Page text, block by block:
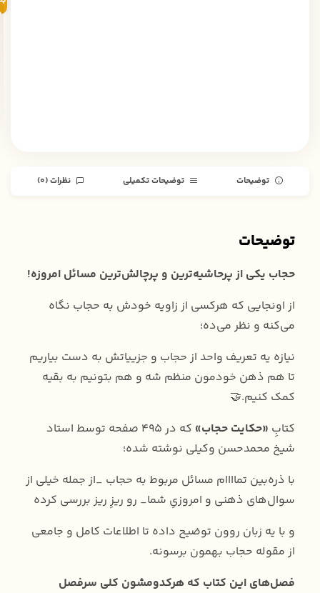
توضیحات توضیحات تکمیلی نظرات (0)
توضیحات
حجاب یکی از پرحاشیه‌ترین و پرچالش‌ترین مسائل امروزه!
از اونجایی که هرکسی از زاویه خودش به حجاب نگاه
می‌کنه و نظر می‌ده؛
نیازه یه تعریف واحد از حجاب و جزییاتش به دست بیاریم
تا هم ذهن خودمون منظم شه و هم بتونیم به بقیه
کمک کنیم.🤝
کتابِ «حکایت حجاب»
که در ۴۹۵ صفحه توسط استاد
شیخ محمدحسن وکیلی نوشته شده؛
با ذره‌بین تماااام مسائل مربوط به حجاب _از جمله خیلی از
سوال‌های ذهنی‌ و امروزیِ شما_ رو ریزِ ریز بررسی کرده
و با یه زبان روون توضیح داده تا اطلاعات کامل و جامعی
از مقوله حجاب بهمون برسونه.
فصل‌های این کتاب که هرکدومشون کلی سرفصل‌